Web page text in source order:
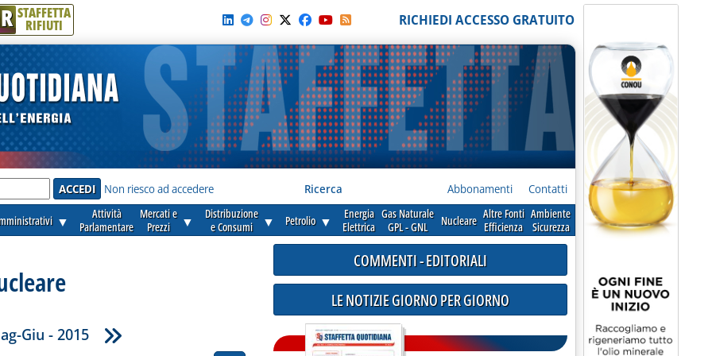
R STAFFETTA
RIFIUTI RICHIEDI ACCESSO GRATUITO
Non riesco ad accedere Ricerca Abbonamenti Contatti
▼
Attività
Parlamentare
Mercati e
Prezzi
▼
Distribuzione
e Consumi
▼ Petrolio ▼
Energia
Elettrica
Gas Naturale
GPL - GNL
Nucleare Altre Fonti
Efficienza
Ambiente
Sicurezza
Giu - 2015
COMMENTI - EDITORIALI
LE NOTIZIE GIORNO PER GIORNO